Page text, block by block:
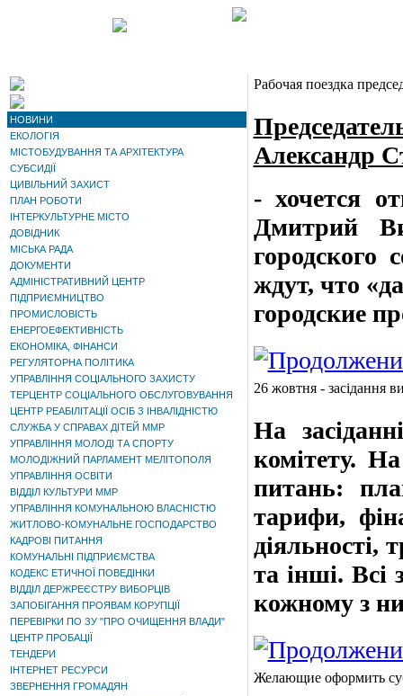
НОВИНИ
ЕКОЛОГІЯ
МІСТОБУДУВАННЯ ТА АРХІТЕКТУРА
СУБСИДІЇ
ЦИВІЛЬНИЙ ЗАХИСТ
ПЛАН РОБОТИ
ІНТЕРКУЛЬТУРНЕ МІСТО
ДОВІДНИК
МІСЬКА РАДА
ДОКУМЕНТИ
АДМІНІСТРАТИВНИЙ ЦЕНТР
ПІДПРИЄМНИЦТВО
ПРОМИСЛОВІСТЬ
ЕНЕРГОЕФЕКТИВНІСТЬ
ЕКОНОМІКА, ФІНАНСИ
РЕГУЛЯТОРНА ПОЛІТИКА
УПРАВЛІННЯ СОЦІАЛЬНОГО ЗАХИСТУ
ТЕРЦЕНТР СОЦІАЛЬНОГО ОБСЛУГОВУВАННЯ
ЦЕНТР РЕАБІЛІТАЦІЇ ОСІБ З ІНВАЛІДНІСТЮ
СЛУЖБА У СПРАВАХ ДІТЕЙ ММР
УПРАВЛІННЯ МОЛОДІ ТА СПОРТУ
МОЛОДІЖНИЙ ПАРЛАМЕНТ МЕЛІТОПОЛЯ
УПРАВЛІННЯ ОСВІТИ
ВІДДІЛ КУЛЬТУРИ ММР
УПРАВЛІННЯ КОМУНАЛЬНОЮ ВЛАСНІСТЮ
ЖИТЛОВО-КОМУНАЛЬНЕ ГОСПОДАРСТВО
КАДРОВІ ПИТАННЯ
КОМУНАЛЬНІ ПІДПРИЄМСТВА
КОДЕКС ЕТИЧНОЇ ПОВЕДІНКИ
ВІДДІЛ ДЕРЖРЕЄСТРУ ВИБОРЦІВ
ЗАПОБІГАННЯ ПРОЯВАМ КОРУПЦІЇ
ПЕРЕВІРКИ ПО ЗУ "ПРО ОЧИЩЕННЯ ВЛАДИ"
ЦЕНТР ПРОБАЦІЇ
ТЕНДЕРИ
ІНТЕРНЕТ РЕСУРСИ
ЗВЕРНЕННЯ ГРОМАДЯН
Рабочая поездка
Александр
- хочется
Дмитрий
городского
ждут, что
городские
26 жовтня - засідання
На
комітету.
питань:
тарифи,
діяльності,
та інші. Всі
кожному з
Желающие оформить